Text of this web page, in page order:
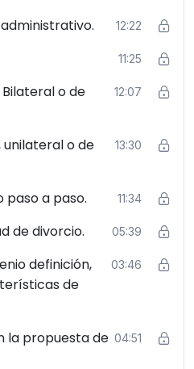
12:22
11:25
o de
12:07
unilateral o de
13:30
paso a paso. 11:34
de divorcio. 05:39
definición,
de
03:46
la propuesta de 04:51